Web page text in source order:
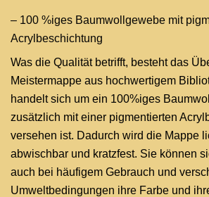
– 100 %iges Baumwollgewebe mit
Acrylbeschichtung
Was die Qualität betrifft, besteht das
Meistermappe aus hochwertigem
handelt sich um ein 100%iges
zusätzlich mit einer pigmentierten
versehen ist. Dadurch wird die Mappe
abwischbar und kratzfest. Sie können
auch bei häufigem Gebrauch und
Umweltbedingungen ihre Farbe und